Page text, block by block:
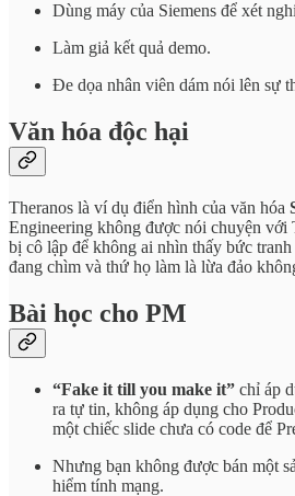
Dùng máy của Siemens để xét
Làm giả kết quả demo.
Đe dọa nhân viên dám nói lên sự
Văn hóa độc hại
Theranos là ví dụ điển hình của văn hóa
Engineering không được nói chuyện với
bị cô lập để không ai nhìn thấy bức tranh
đang chìm và thứ họ làm là lừa đảo
Bài học cho PM
“Fake it till you make it” chỉ áp
ra tự tin, không áp dụng cho
một chiếc slide chưa có code để
Nhưng bạn không được bán một
hiểm tính mạng.